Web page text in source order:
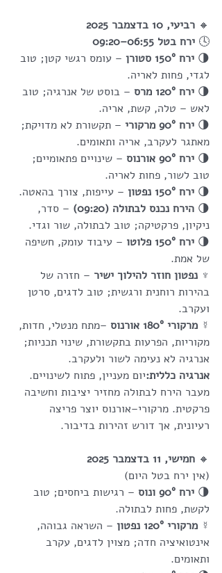
🔸 רביעי, 10 בדצמבר 2025
🕓 ירח בטל 06:55–09:20
🌗 ירח 150° סטורן
– עומס רגשי קטן; טוב
לגדי, פחות לאריה.
🌗 ירח 120° מרס
– בוסט של אנרגיה; טוב
לאש – טלה, קשת, אריה.
🌗 ירח 90° מרקורי
– תקשורת לא מדויקת;
מאתגר לעקרב, אריה ותאומים.
🌗 ירח 90° אורנוס
– שינויים פתאומיים;
טוב לשור, פחות לאריה.
🌗 ירח 150° נפטון
– עייפות, צורך בהאטה.
🌗 הירח נכנס לבתולה (09:20)
– סדר,
ניקיון, פרקטיקה; טוב לבתולה, שור וגדי.
🌗 ירח 150° פלוטו
– עיבוד עומק, חשיפה
של אמת.
♆ נפטון חוזר להילוך ישיר – חזרה של
בהירות רוחנית ורגשית; טוב לדגים, סרטן
ועקרב.
☿ מרקורי 180° אורנוס
–מתח מנטלי, חדות,
מקוריות, הפרעות בתקשורת, שינוי תכניות;
אנרגיה לא נעימה לשור ולעקרב.
אנרגיה כללית:יום מעניין, פתוח לשינויים.
מעבר הירח לבתולה מחזיר יציבות וחשיבה
פרקטית. מרקורי–אורנוס יוצר פריצה
רעיונית, אך דורש זהירות בדיבור.
🔸 חמישי, 11 בדצמבר 2025
(אין ירח בטל היום)
🌗 ירח 90° ונוס
– רגישות ביחסים; טוב
לקשת, פחות לבתולה.
☿ מרקורי 120° נפטון
– השראה גבוהה,
אינטואיציה חדה; מצוין לדגים, עקרב
ותאומים.